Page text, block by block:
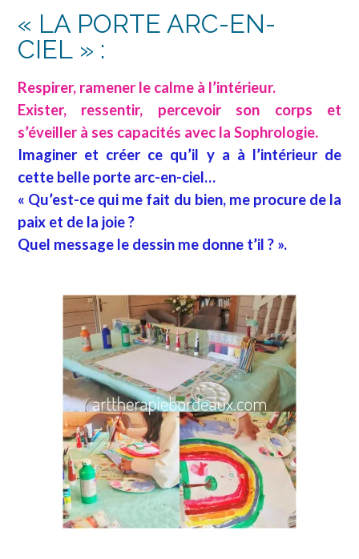
« LA PORTE ARC-EN-
CIEL » :
Respirer, ramener le calme à l’intérieur.
Exister, ressentir, percevoir son corps et
s’éveiller à ses capacités avec la Sophrologie.
Imaginer et créer ce qu’il y a à l’intérieur de
cette belle porte arc-en-ciel…
« Qu’est-ce qui me fait du bien, me procure de la
paix et de la joie ?
Quel message le dessin me donne t’il ? ».